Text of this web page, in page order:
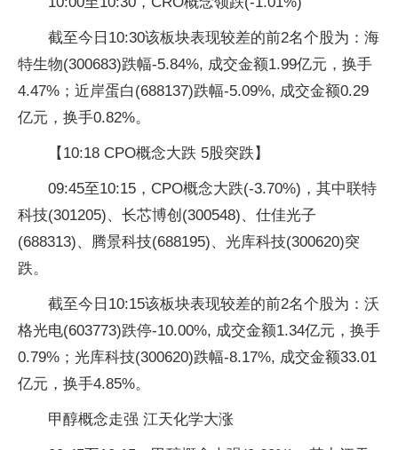
截至今日10:30该板块表现较差的前2名个股为：海
特生物(300683)跌幅-5.84%, 成交金额1.99亿元，换手
4.47%；近岸蛋白(688137)跌幅-5.09%, 成交金额0.29
亿元，换手0.82%。
【10:18 CPO概念大跌 5股突跌】
09:45至10:15，CPO概念大跌(-3.70%)，其中联特
科技(301205)、长芯博创(300548)、仕佳光子
(688313)、腾景科技(688195)、光库科技(300620)突
跌。
截至今日10:15该板块表现较差的前2名个股为：沃
格光电(603773)跌停-10.00%, 成交金额1.34亿元，换手
0.79%；光库科技(300620)跌幅-8.17%, 成交金额33.01
亿元，换手4.85%。
甲醇概念走强 江天化学大涨